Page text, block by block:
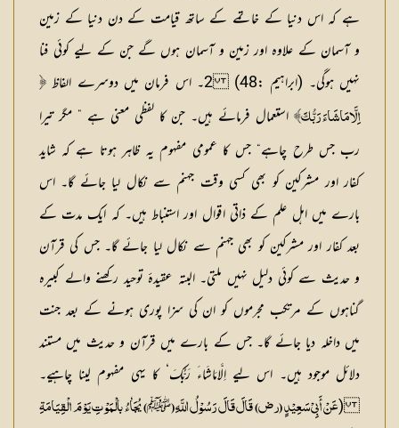
ہے کہ اس دنیا کے خاتمے کے ساتھ قیامت کے دن دنیا کے زمین
و آسمان کے علاوہ اور زمین و آسمان ہوں گے جن کے لیے کوئی فنا
نہیں ہوگی۔ (ابراہیم :48) 2۔ اس فرمان میں دوسرے الفاظ
﴿
اِلَّامَاشَاءَ رَبُّکَ﴾استعمال فرمائے ہیں۔ جن کا لفظی معنی ہے ” مگر تیرا
رب جس طرح چاہے“ جس کا عمومی مفہوم یہ ظاہر ہوتا ہے کہ شاید
کفار اور مشرکین کو بھی کسی وقت جہنم سے نکال لیا جائے گا۔ اس
بارے میں اہل علم کے ذاتی اقوال اور استنباط ہیں۔ کہ ایک مدت کے
بعد کفار اور مشرکین کو بھی جہنم سے نکال لیا جائے گا۔ جس کی قرآن
و حدیث سے کوئی دلیل نہیں ملتی۔ البتہ عقیدۂ توحید رکھنے والے کبیرہ
گناہوں کے مرتکب مجرموں کو ان کی سزا پوری ہونے کے بعد جنت
میں داخلہ دیا جائے گا۔ جس کے بارے میں قرآن و حدیث میں مستند
دلائل موجود ہیں۔ اس لیے اِلَّامَاشَاءَ رَبُّکَ‘ کا یہی مفہوم لینا چاہیے۔
(عَنْ أَبِیْ سَعِیْدٍ (رض) قَالَ قَالَ رَسُوْلُ اللَّہِ (ﷺ) یُجَاٗٗءُ بالْمَوْتِ یَوْمَ الْقِیَامَۃِ